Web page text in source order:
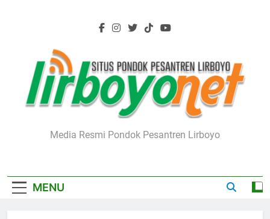
Lirboyo.net
Media Resmi Pondok Pesantren Lirboyo
MENU